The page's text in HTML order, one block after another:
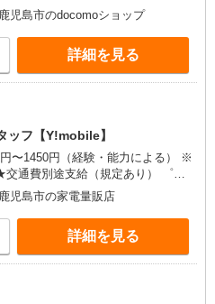
゜+゜・。○。・゜+゜ 入社祝い金10
ンセンテ
可能（規程
。・゜+゜・。○。・゜+゜
児島市のdocomoショップ
詳細を見る
ッフ【Y!mobile】
〜1450円（経験・能力による） ※
通費別途支給（規定あり） ゜
゜+゜・。○。・゜+゜ 入社祝い金10
ンセンテ
可能（規程
。・゜+゜・。○。・゜+゜
児島市の家電量販店
詳細を見る